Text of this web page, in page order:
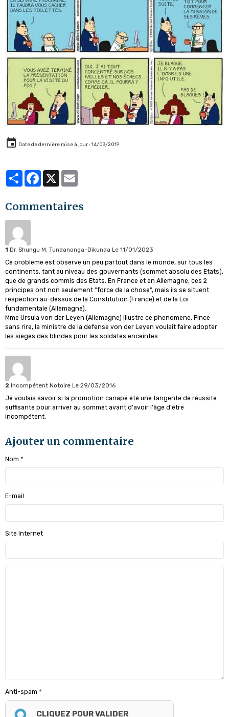
Date de dernière mise à jour : 14/03/2019
PartagerFacebook
Commentaires
1 Dr. Shungu M. Tundanonga-Dikunda Le 11/01/2023
Ce probleme est observe un peu partout dans le monde, sur tous les
continents, tant au niveau des gouvernants (sommet absolu des Etats),
que de grands commis des Etats. En France et en Allemagne, ces 2
principes ont non seulement "force de la chose", mais ils se situent
respection au-dessus de la Constitution (France) et de la Loi
fundamentale (Allemagne).
Mme Ursula von der Leyen (Allemagne) illustre ce phenomene. Pince
sans rire, la ministre de la defense von der Leyen voulait faire adopter
les sieges des blindes pour les soldates enceintes.
2 Incompétent Notoire Le 29/03/2016
Je voulais savoir si la promotion canapé été une tangente de réussite
suffisante pour arriver au sommet avant d'avoir l'âge d'être
incompétent.
Ajouter un commentaire
Nom
E-mail
Site Internet
Anti-spam
CLIQUEZ POUR VALIDER